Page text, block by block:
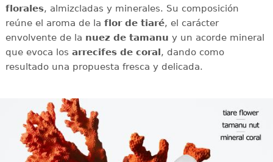
florales, almizcladas y minerales. Su composición
reúne el aroma de la flor de tiaré, el carácter
envolvente de la nuez de tamanu y un acorde mineral
que evoca los arrecifes de coral, dando como
resultado una propuesta fresca y delicada.